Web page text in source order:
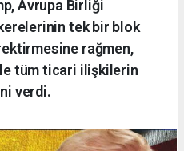
Avrupa Birliği
tek bir blok
rağmen,
tüm ticari ilişkilerin
verdi.